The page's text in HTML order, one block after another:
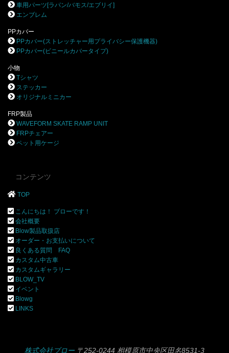
車用パーツ[ラパン/バモス/エブリイ]
エンブレム
PPカバー
PPカバー(ストレッチャー用プライバシー保護機器)
PPカバー(ビニールカバータイプ)
小物
Tシャツ
ステッカー
オリジナルミニカー
FRP製品
WAVEFORM SKATE RAMP UNIT
FRPチェアー
ペット用ケージ
コンテンツ
TOP
こんにちは！ ブローです！
会社概要
Blow製品取扱店
オーダー・お支払いについて
良くある質問 FAQ
カスタム中古車
カスタムギャラリー
BLOW_TV
イベント
Blowg
LINKS
株式会社ブロー 〒252-0244 相模原市中央区田名8531-3